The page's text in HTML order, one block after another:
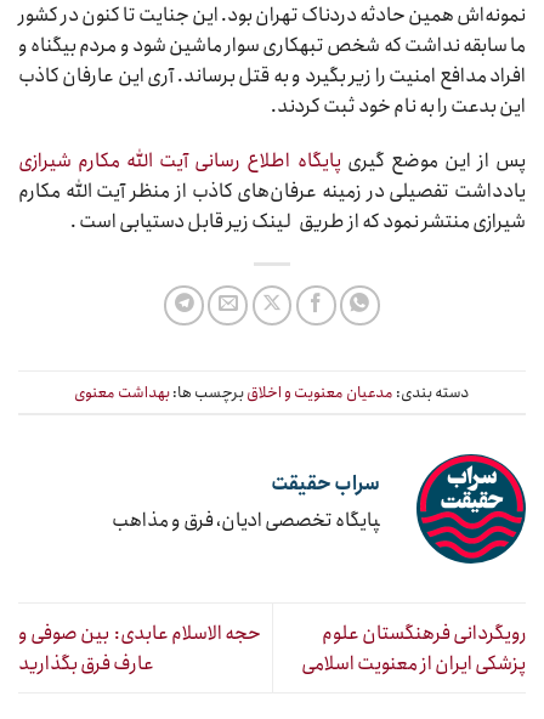
نمونه‌اش همین حادثه دردناک تهران بود. این جنایت تا کنون در کشور
ما سابقه نداشت که شخص تبهکارى سوار ماشین شود و مردم بیگناه و
افراد مدافع امنیت را زیر بگیرد و به قتل برساند. آرى این عارفان کاذب
این بدعت را به نام خود ثبت کردند.
پس از این موضع گیری پایگاه اطلاع رسانی آیت الله مکارم شیرازی
یادداشت تفصیلی در زمینه عرفان‌های کاذب از منظر آیت الله مکارم
شیرازی منتشر نمود که از طریق لینک زیر قابل دستیابی است .
دسته بندی: مدعیان معنویت و اخلاقبرچسب ها:بهداشت معنوی
سراب حقیقت
‍پایگاه تخصصی ادیان، فرق و مذاهب
رویگردانی فرهنگستان علوم
پزشکی ایران از معنویت اسلامی
حجه الاسلام عابدی: بین صوفی و
عارف فرق بگذارید